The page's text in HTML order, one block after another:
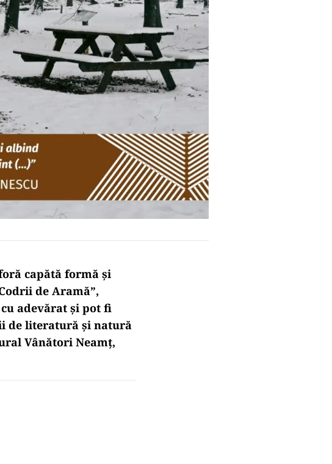
capătă formă și
de Aramă”,
adevărat și pot fi
de literatură și natură
Vânători Neamț,